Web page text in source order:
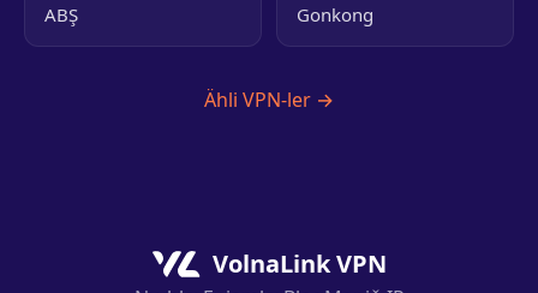
ABŞ Gonkong
Ähli VPN-ler →
VolnaLink VPN